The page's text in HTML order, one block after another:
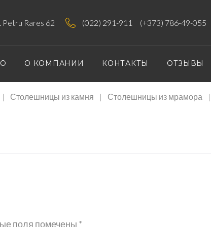
Petru Rares 62 (022) 291-911 (+373) 786-49-055
О КОМПАНИИ КОНТАКТЫ ОТЗЫВЫ
| Столешницы из камня | Столешницы из мрамора |
поля помечены *